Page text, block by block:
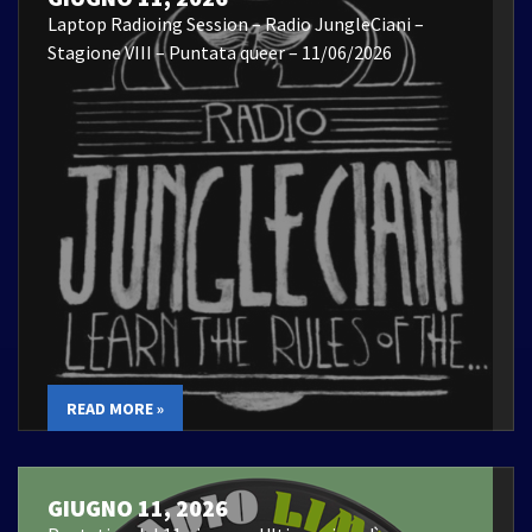
Laptop Radioing Session – Radio JungleCiani –
Stagione VIII – Puntata queer – 11/06/2026
READ MORE »
GIUGNO 11, 2026